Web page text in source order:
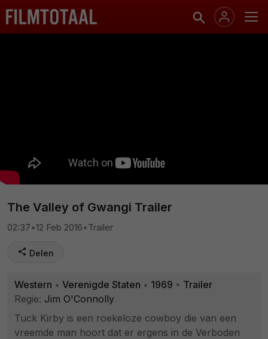
The Valley of Gwangi Trailer
02:37•12 Feb 2016•Trailer
Delen
Western • Verenigde Staten • 1969 • Trailer
Regie: Jim O'Connolly
Tuck Kirby is een roekeloze cowboy die van een
vreemde man hoort dat er ergens in de Verboden